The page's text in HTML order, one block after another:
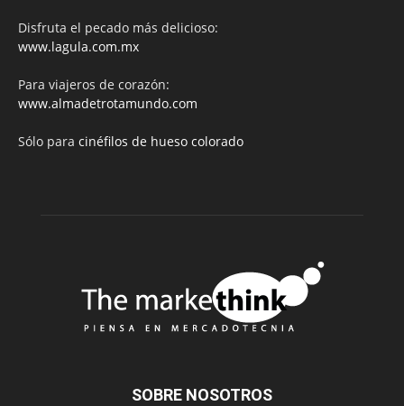
Disfruta el pecado más delicioso:
www.lagula.com.mx
Para viajeros de corazón:
www.almadetrotamundo.com
Sólo para cinéfilos de hueso colorado
SOBRE NOSOTROS